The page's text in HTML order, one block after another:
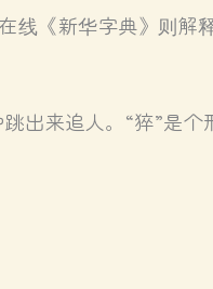
线《新华字典》则解
出来追人。“猝”是个